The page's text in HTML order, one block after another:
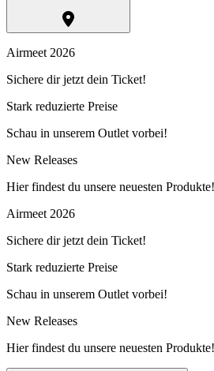
Airmeet 2026
Sichere dir jetzt dein Ticket!
Stark reduzierte Preise
Schau in unserem Outlet vorbei!
New Releases
Hier findest du unsere neuesten Produkte!
Airmeet 2026
Sichere dir jetzt dein Ticket!
Stark reduzierte Preise
Schau in unserem Outlet vorbei!
New Releases
Hier findest du unsere neuesten Produkte!